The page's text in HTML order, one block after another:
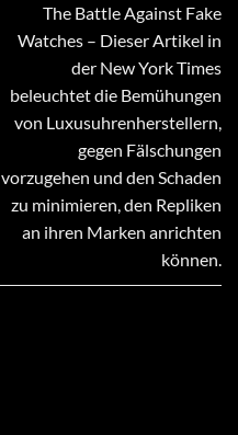
The Battle Against Fake
Watches – Dieser Artikel in
der New York Times
beleuchtet die Bemühungen
von Luxusuhrenherstellern,
gegen Fälschungen
vorzugehen und den Schaden
zu minimieren, den Repliken
an ihren Marken anrichten
können.